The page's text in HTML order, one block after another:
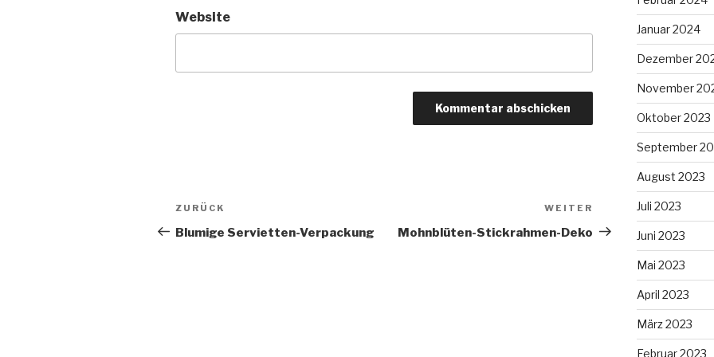
Website
Beitragsnavigation
Vorheriger
Beitrag
ZURÜCK
Blumige Servietten-Verpackung
Nächster
Beitrag
WEITER
Mohnblüten-Stickrahmen-Deko
Januar 2024
Dezember
November
Oktober 2023
September
August 2023
Juli 2023
Juni 2023
Mai 2023
April 2023
März 2023
Februar 2023